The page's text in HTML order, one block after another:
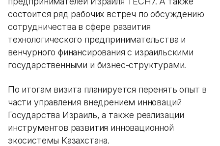
состоится ряд рабочих встреч по обсуждению
сотрудничества в сфере развития
технологического предпринимательства и
венчурного финансирования с израильскими
государственными и бизнес-структурами.
По итогам визита планируется перенять опыт в
части управления внедрением инноваций
Государства Израиль, а также реализации
инструментов развития инновационной
экосистемы Казахстана.